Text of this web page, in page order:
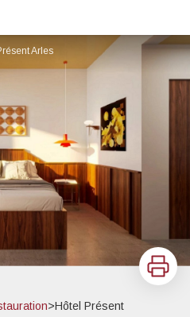
Arles
Imprimer
>Hôtel Présent